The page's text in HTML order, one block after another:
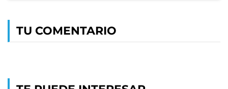
TU COMENTARIO